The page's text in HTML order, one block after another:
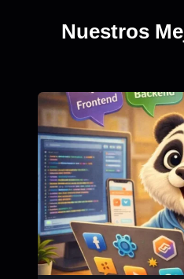
Nuestros